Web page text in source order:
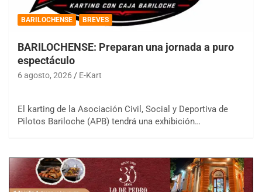
BARILOCHENSE BREVES
BARILOCHENSE: Preparan una jornada a puro
espectáculo
6 agosto, 2026 E-Kart
El karting de la Asociación Civil, Social y Deportiva de
Pilotos Bariloche (APB) tendrá una exhibición…